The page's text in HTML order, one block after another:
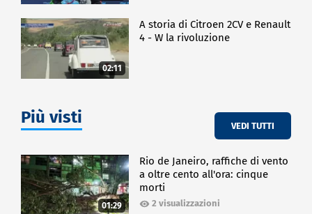
02:11
A storia di Citroen 2CV e Renault
4 - W la rivoluzione
Più visti VEDI TUTTI
01:29
Rio de Janeiro, raffiche di vento
a oltre cento all'ora: cinque
morti
2 visualizzazioni